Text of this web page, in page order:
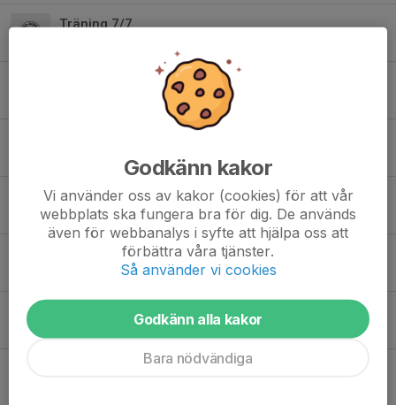
Träning 7/7
”Badintervaller” tisdag 23/6
0
7 jun, 18:14
Träning 19/5 och U-serien 20/5
13 maj, 17:46 0
U-serien på tisdag 12/5
9 maj, 15:20 0
Träning 5/5 och U-serien 12/5
Träning 28/4 och Ljungsbrokampen
Godkänn kakor
Vi använder oss av kakor (cookies) för att vår
webbplats ska fungera bra för dig. De används
även för webbanalys i syfte att hjälpa oss att
förbättra våra tjänster.
Så använder vi cookies
Godkänn alla kakor
Bara nödvändiga